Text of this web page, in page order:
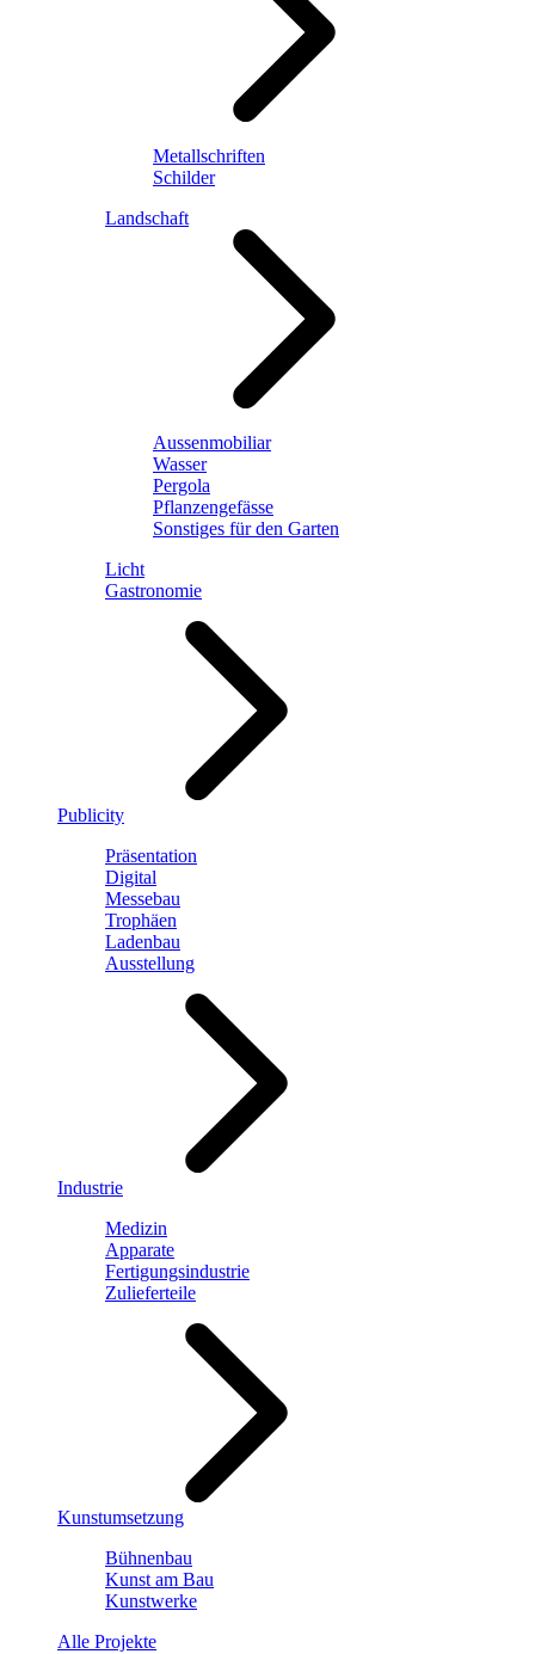
Metallschriften
Schilder
Landschaft
Aussenmobiliar
Wasser
Pergola
Pflanzengefässe
Sonstiges für den Garten
Licht
Gastronomie
Publicity
Präsentation
Digital
Messebau
Trophäen
Ladenbau
Ausstellung
Industrie
Medizin
Apparate
Fertigungsindustrie
Zulieferteile
Kunstumsetzung
Bühnenbau
Kunst am Bau
Kunstwerke
Alle Projekte